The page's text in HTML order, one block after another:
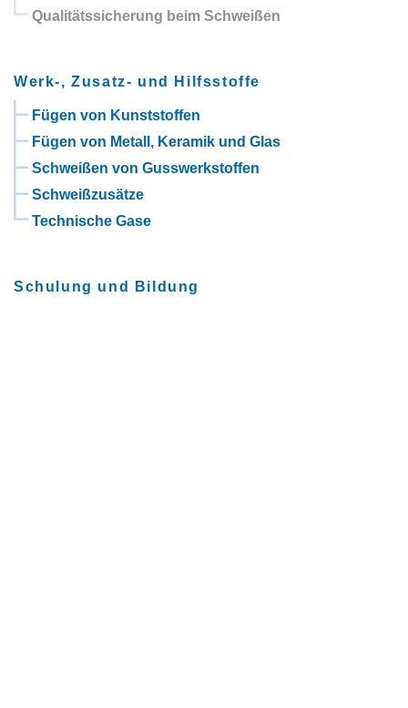
Qualitätssicherung beim Schweißen
Werk-, Zusatz- und Hilfsstoffe
Fügen von Kunststoffen
Fügen von Metall, Keramik und Glas
Schweißen von Gusswerkstoffen
Schweißzusätze
Technische Gase
Schulung und Bildung